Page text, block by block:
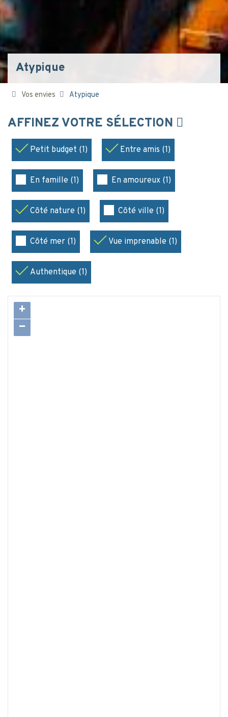
Atypique
Vos envies Atypique
AFFINEZ VOTRE SÉLECTION
Petit budget (1) Entre amis (1)
En famille (1) En amoureux (1)
Côté nature (1) Côté ville (1)
Côté mer (1) Vue imprenable (1)
Authentique (1)
+
−